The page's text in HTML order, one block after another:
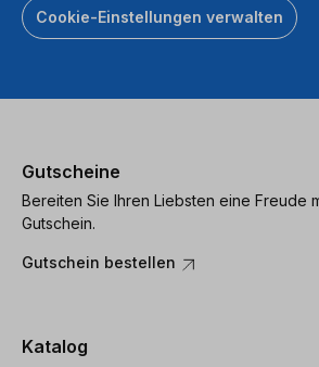
Cookie-Einstellungen verwalten
Gutscheine
Bereiten Sie Ihren Liebsten eine Freude
Gutschein.
Gutschein bestellen
Katalog